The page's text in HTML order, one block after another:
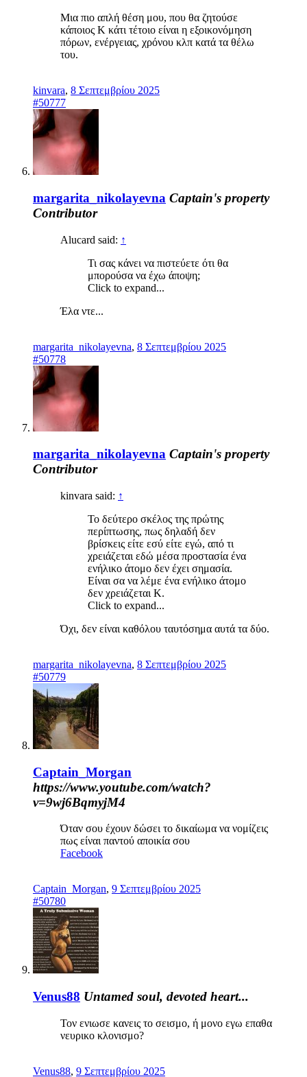
Mια πιο απλή θέση μου, που θα ζητούσε
κάποιος Κ κάτι τέτοιο είναι η εξοικονόμηση
πόρων, ενέργειας, χρόνου κλπ κατά τα θέλω
του.
kinvara, 8 Σεπτεμβρίου 2025
#50777
margarita_nikolayevna Captain's property
Contributor
Alucard said: ↑
Τι σας κάνει να πιστεύετε ότι θα
μπορούσα να έχω άποψη;
Click to expand...
Έλα ντε...
margarita_nikolayevna, 8 Σεπτεμβρίου 2025
#50778
margarita_nikolayevna Captain's property
Contributor
kinvara said: ↑
Το δεύτερο σκέλος της πρώτης
περίπτωσης, πως δηλαδή δεν
βρίσκεις είτε εσύ είτε εγώ, από τι
χρειάζεται εδώ μέσα προστασία ένα
ενήλικο άτομο δεν έχει σημασία.
Είναι σα να λέμε ένα ενήλικο άτομο
δεν χρειάζεται Κ.
Click to expand...
Όχι, δεν είναι καθόλου ταυτόσημα αυτά τα δύο.
margarita_nikolayevna, 8 Σεπτεμβρίου 2025
#50779
Captain_Morgan
https://www.youtube.com/watch?
v=9wj6BqmyjM4
Όταν σου έχουν δώσει το δικαίωμα να νομίζεις
πως είναι παντού αποικία σου
Facebook
Captain_Morgan, 9 Σεπτεμβρίου 2025
#50780
Venus88 Untamed soul, devoted heart...
Τον ενιωσε κανεις το σεισμο, ή μονο εγω επαθα
νευρικο κλονισμο?
Venus88, 9 Σεπτεμβρίου 2025